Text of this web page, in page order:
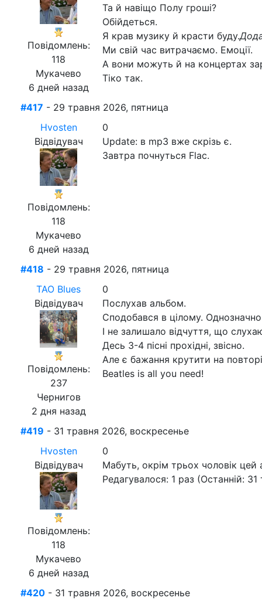
Повідомлень:
118
Мукачево
6 дней назад
Та й навіщо Полу гроші?
Обійдеться.
Я крав музику й красти буду.
Ми свій час витрачаємо. Емоції.
А вони можуть й на концертах
Тіко так.
#417 - 29 травня 2026, пятница
Hvosten
Відвідувач
Повідомлень:
118
Мукачево
6 дней назад
0
Update: в mp3 вже скрізь є.
Завтра почнуться Flac.
#418 - 29 травня 2026, пятница
ТАО Blues
Відвідувач
Повідомлень:
237
Чернигов
2 дня назад
0
Послухав альбом.
Сподобався в цілому.
І не залишало відчуття, що
Десь 3-4 пісні прохідні, звісно.
Але є бажання крутити на
Beatles is all you need!
#419 - 31 травня 2026, воскресенье
Hvosten
Відвідувач
Повідомлень:
118
Мукачево
6 дней назад
0
Мабуть, окрім трьох чоловік цей
Редагувалося: 1 раз (Останній:
#420 - 31 травня 2026, воскресенье